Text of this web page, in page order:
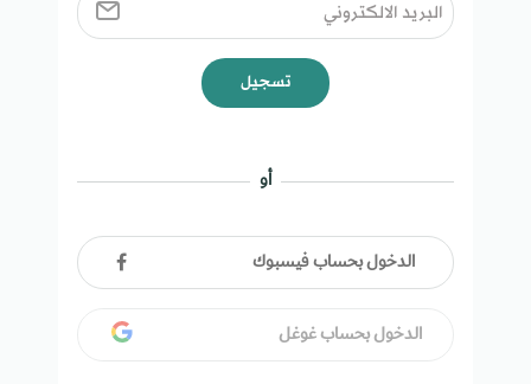
تسجيل
أو
الدخول بحساب فيسبوك
الدخول بحساب غوغل